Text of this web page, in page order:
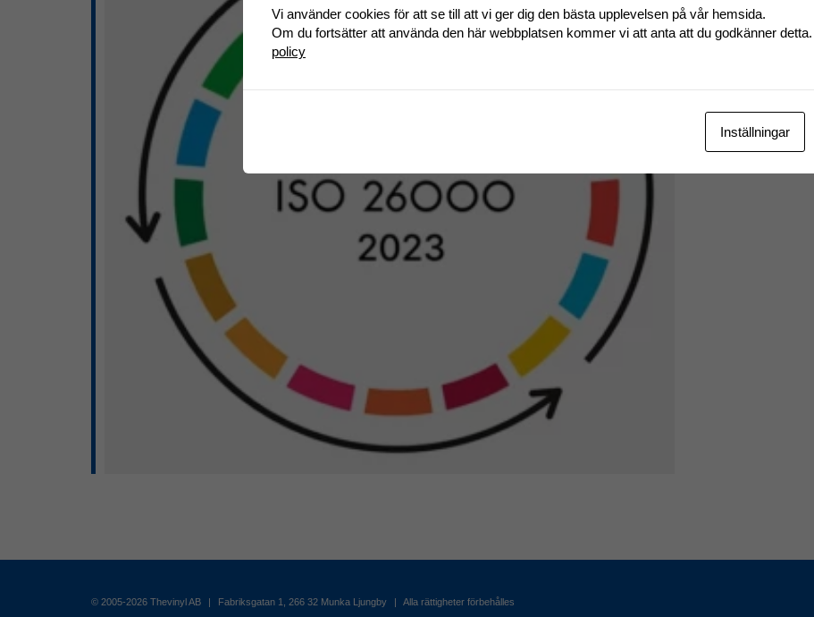
© 2005-2026 Thevinyl AB | Fabriksgatan 1, 266 32 Munka Ljungby | Alla rättigheter förbehålles
Vi använder cookies för att se till att vi ger dig den bästa upplevelsen på vår hemsida.
Om du fortsätter att använda den här webbplatsen kommer vi att anta att du godkänner detta.
policy
Inställningar